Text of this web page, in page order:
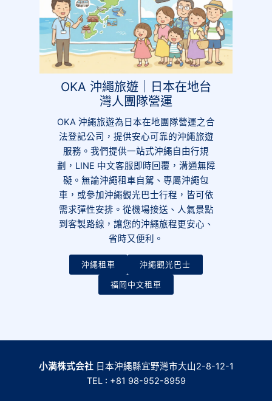
OKA 沖繩旅遊｜日本在地台
灣人團隊營運
OKA 沖繩旅遊為日本在地團隊營運之合
法登記公司，提供安心可靠的沖繩旅遊
服務。我們提供一站式沖繩自由行規
劃，LINE 中文客服即時回覆，溝通無障
礙。無論沖繩租車自駕、專屬沖繩包
車，或參加沖繩觀光巴士行程，皆可依
需求彈性安排。從機場接送、人氣景點
到客製路線，讓您的沖繩旅程更安心、
省時又便利。
沖繩租車 沖繩觀光巴士
福岡中文租車
小満株式会社日本沖繩縣宜野灣市大山2-8-12-1
TEL : +81 98-952-8959